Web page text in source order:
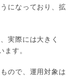
になっており、拡
実際には大きく
ます。
ので、運用対象は